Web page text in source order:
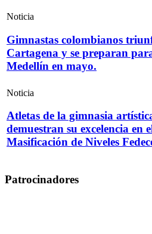
Noticia
Gimnastas colombianos
Cartagena y se preparan
Medellín en mayo.
Noticia
Atletas de la gimnasia
demuestran su excelencia en
Masificación de Niveles
Patrocinadores